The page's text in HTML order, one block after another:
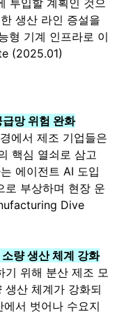
투입할 계획인 것으
생산 라인 증설을
형 기계 인프라로 이
(2025.01)
급망 위험 완화
에서 제조 기업들은
핵심 열쇠로 삼고
에이전트 AI 도입
로 부상하며 현장 운
Dive
량 생산 체계 강화
기 위해 분산 제조 모
산 체계가 강화되
서 벗어나 수요지